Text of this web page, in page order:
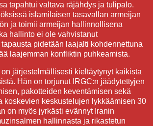
tapahtui valtava räjähdys ja tulipalo.
islamilaisen tasavallan armeijan
ja toimii armeijan hallinnollisena
hallinto ei ole vahvistanut
pidetään laajalti kohdennettuna
laajemman konfliktin puhkeamista.
on järjestelmällisesti kieltäytynyt kaikista
Hän on torjunut IRGC:n jäädytettyjen
pakotteiden keventämisen sekä
koskevien keskustelujen lykkäämisen 30
on myös jyrkästi evännyt Iranin
hallinnasta ja rikastetun